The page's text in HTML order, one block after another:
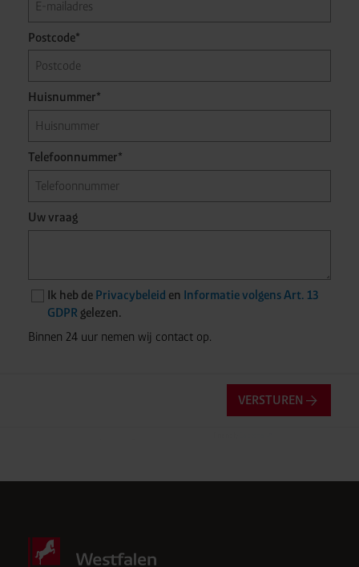
de voettekst van de website
Postcode*
Huisnummer*
Telefoonnummer*
Uw vraag
Ik heb de Privacybeleid en Informatie volgens Art. 13
GDPR gelezen.
Binnen 24 uur nemen wij contact op.
VERSTUREN